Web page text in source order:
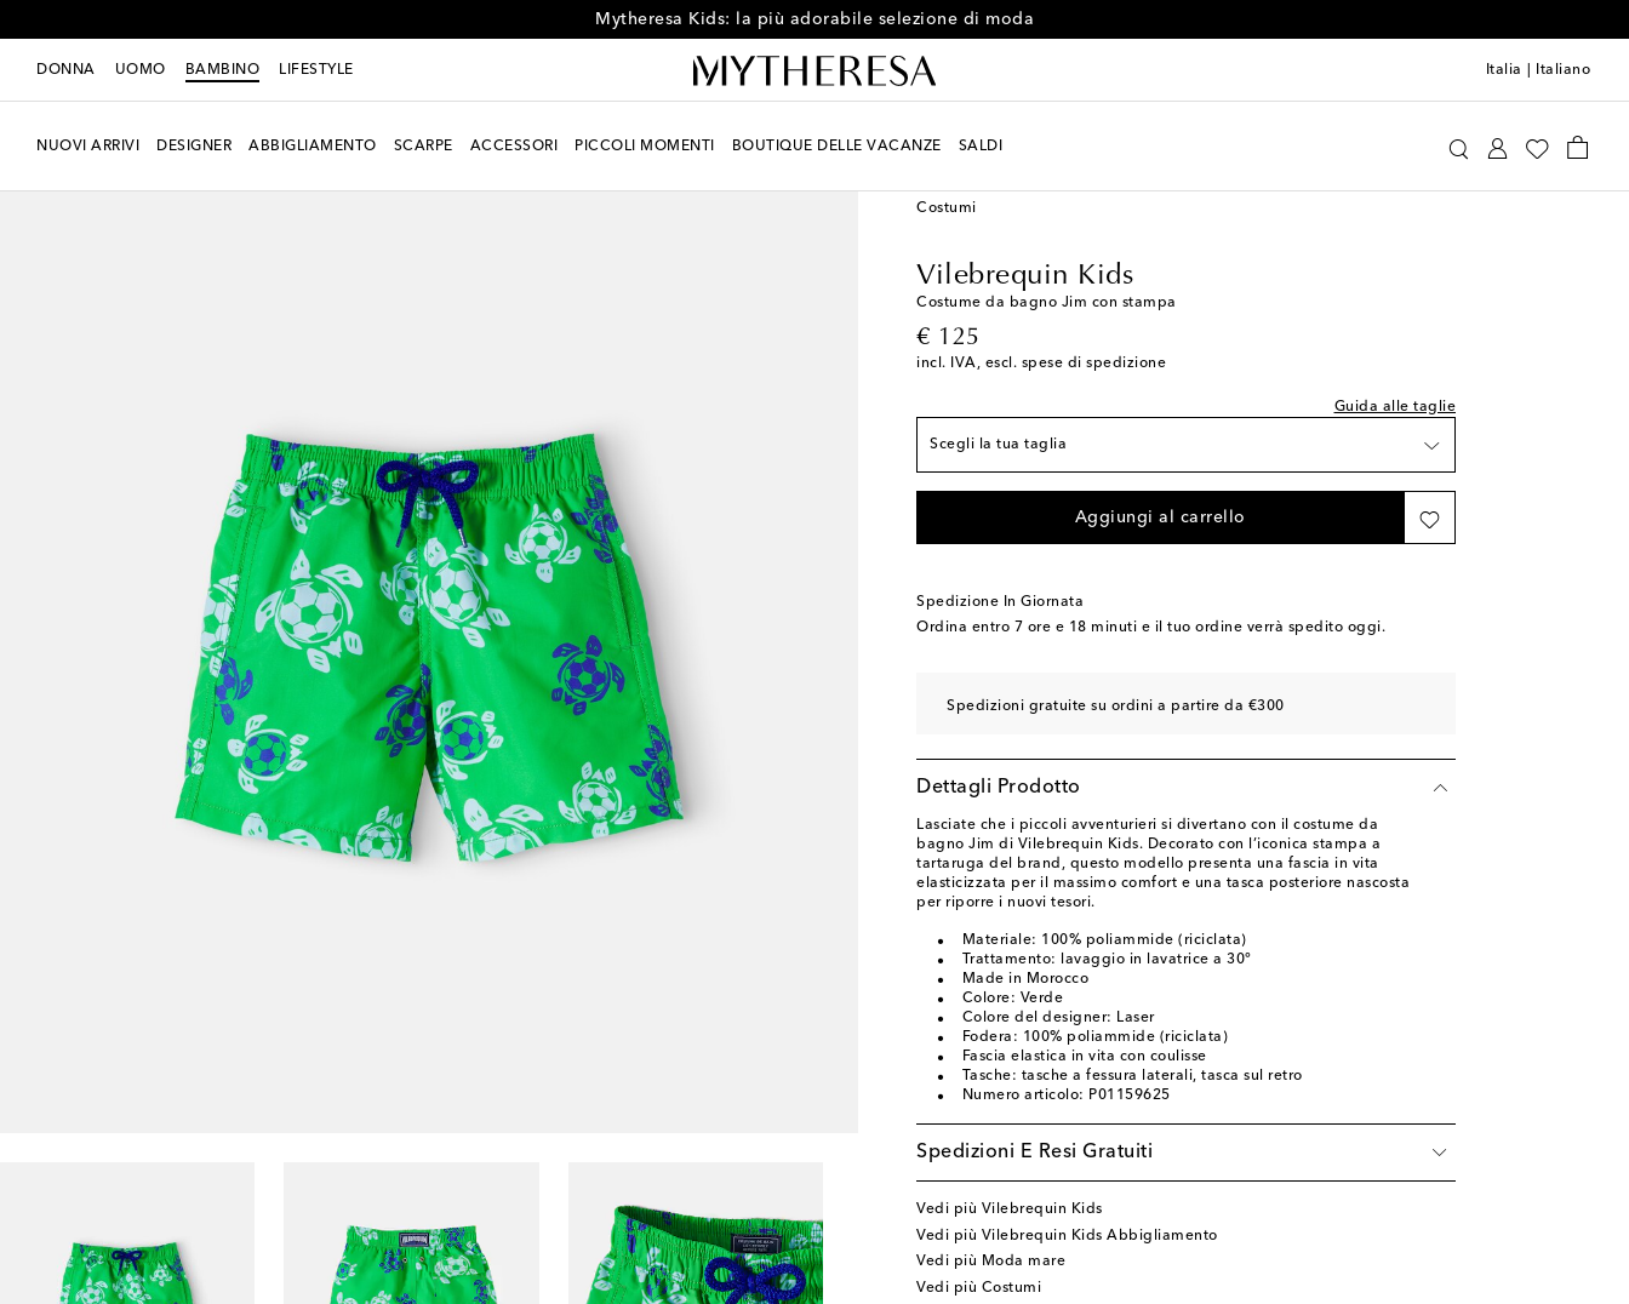
Mytheresa Kids: la più adorabile selezione di moda
DONNA UOMO BAMBINO LIFESTYLE Italia Italiano
NUOVI ARRIVI DESIGNER ABBIGLIAMENTO SCARPE ACCESSORI PICCOLI MOMENTI BOUTIQUE DELLE VACANZE SALDI
Costumi
Vilebrequin Kids
Costume da bagno Jim con stampa
€ 125
original price
incl. IVA, escl. spese di spedizione
Guida alle taglie
Scegli la tua taglia
Fedele alla taglia
Y 4 Pochi pezzi rimasti
Y 6 Aggiungi alla wishlist
Y 8 Aggiungi alla wishlist
Y 10 Aggiungi alla wishlist
Y 14 Aggiungi alla wishlist
Aggiungi al carrello
Spedizione In Giornata
Ordina entro 7 ore e 18 minuti e il tuo ordine verrà spedito oggi.
Spedizioni gratuite su ordini a partire da €300
Dettagli Prodotto
Lasciate che i piccoli avventurieri si divertano con il costume da
bagno Jim di Vilebrequin Kids. Decorato con l’iconica stampa a
tartaruga del brand, questo modello presenta una fascia in vita
elasticizzata per il massimo comfort e una tasca posteriore nascosta
per riporre i nuovi tesori.
Materiale: 100% poliammide (riciclata)
Trattamento: lavaggio in lavatrice a 30°
Made in Morocco
Colore: Verde
Colore del designer: Laser
Fodera: 100% poliammide (riciclata)
Fascia elastica in vita con coulisse
Tasche: tasche a fessura laterali, tasca sul retro
Numero articolo: P01159625
Spedizioni E Resi Gratuiti
Vedi più Vilebrequin Kids
Vedi più Vilebrequin Kids Abbigliamento
Vedi più Moda mare
Vedi più Costumi